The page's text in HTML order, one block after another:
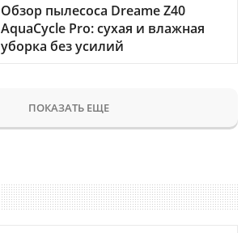
Обзор пылесоса Dreame Z40
AquaCycle Pro: сухая и влажная
уборка без усилий
ПОКАЗАТЬ ЕЩЕ